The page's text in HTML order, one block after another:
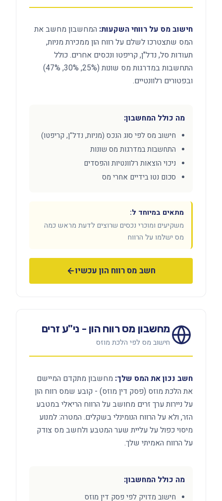
חישוב מס על רווחי השקעות: המחשבון מחשב את
המס שתצטרכו לשלם על רווח הון ממכירת מניות,
תעודות סל, נדל"ן, קריפטו ונכסים אחרים. כולל
התחשבות במדרגות מס שונות (25%, 30%, 47%)
ובפטורים רלוונטיים.
מה כולל המחשבון:
חישוב מס לפי סוג הנכס (מניות, נדל"ן, קריפטו)
התחשבות במדרגות מס שונות
ניכוי הוצאות רלוונטיות והפסדים
סכום נטו בידיים אחרי מס
מתאים במיוחד ל:
משקיעים ומוכרי נכסים שרוצים לדעת מראש כמה
מס ישלמו על הרווח
חשב מס רווח הון עכשיו
מחשבון מס רווח הון - ני"ע זרים
חישוב מס לפי הלכת מוזס
חשב נכון את המס שלך: מחשבון מתקדם המיישם
את הלכת מוזס (פסק דין מוזס) - קובע שמס רווח הון
על ניירות ערך זרים מחושב על הרווח הריאלי במטבע
הזר, ולא על הרווח הנומינלי בשקלים. המטרה: למנוע
מיסוי כפול על עליית שער המטבע ולחשב מס צודק
על הרווח האמיתי שלך.
מה כולל המחשבון:
חישוב מדויק לפי פסק דין מוזס